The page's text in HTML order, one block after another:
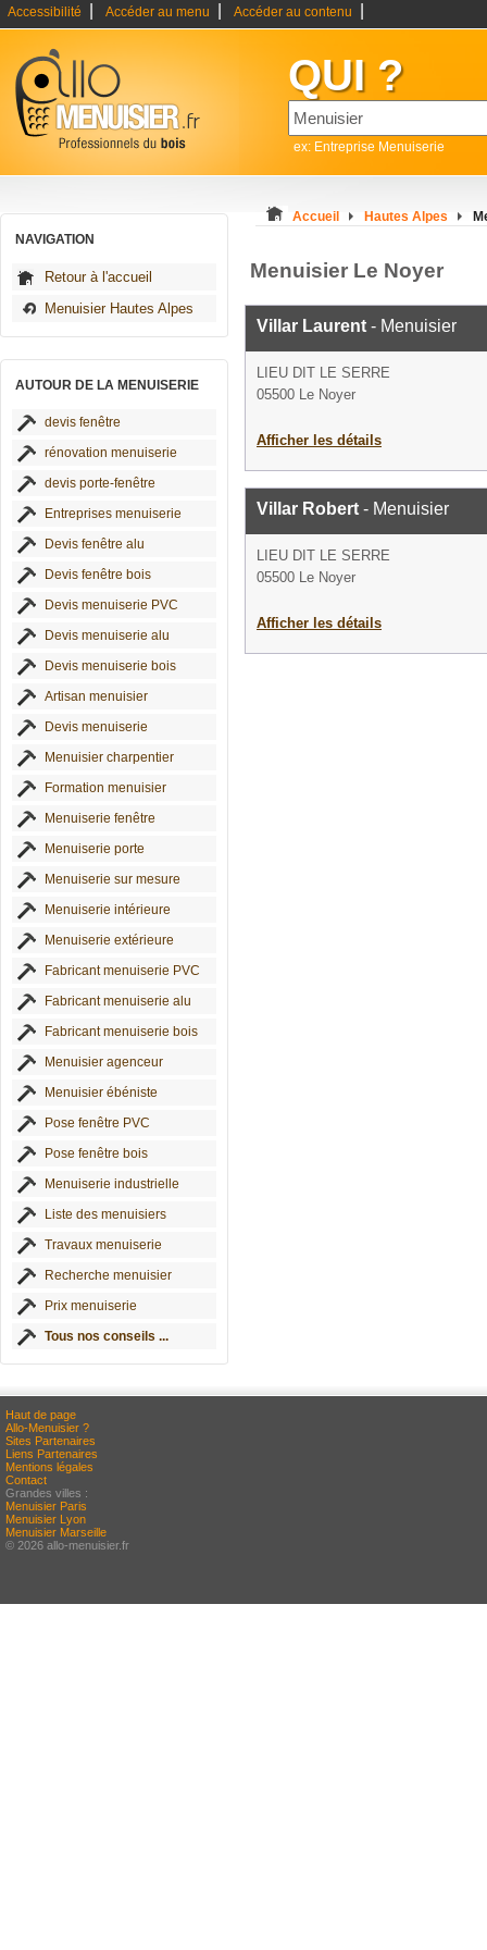
Accessibilité Accéder au menu Accéder au contenu
QUI ?
ex: Entreprise Menuiserie
NAVIGATION
Retour à l'accueil
Menuisier Hautes Alpes
AUTOUR DE LA MENUISERIE
devis fenêtre
rénovation menuiserie
devis porte-fenêtre
Entreprises menuiserie
Devis fenêtre alu
Devis fenêtre bois
Devis menuiserie PVC
Devis menuiserie alu
Devis menuiserie bois
Artisan menuisier
Devis menuiserie
Menuisier charpentier
Formation menuisier
Menuiserie fenêtre
Menuiserie porte
Menuiserie sur mesure
Menuiserie intérieure
Menuiserie extérieure
Fabricant menuiserie PVC
Fabricant menuiserie alu
Fabricant menuiserie bois
Menuisier agenceur
Menuisier ébéniste
Pose fenêtre PVC
Pose fenêtre bois
Menuiserie industrielle
Liste des menuisiers
Travaux menuiserie
Recherche menuisier
Prix menuiserie
Tous nos conseils ...
Accueil Hautes Alpes
Menuisier Le Noyer
Villar Laurent - Menuisier
LIEU DIT LE SERRE
05500 Le Noyer
Afficher les détails
Villar Robert - Menuisier
LIEU DIT LE SERRE
05500 Le Noyer
Afficher les détails
Haut de page
Allo-Menuisier ?
Sites Partenaires
Liens Partenaires
Mentions légales
Contact
Grandes villes :
Menuisier Paris
Menuisier Lyon
Menuisier Marseille
© 2026 allo-menuisier.fr